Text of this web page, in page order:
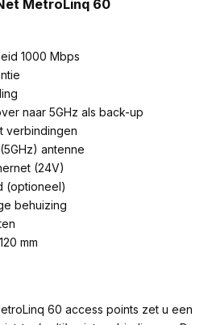
MetroLinq 60
1000 Mbps
naar 5GHz als back-up
verbindingen
antenne
(24V)
(optioneel)
behuizing
mm
60 access points zet u een